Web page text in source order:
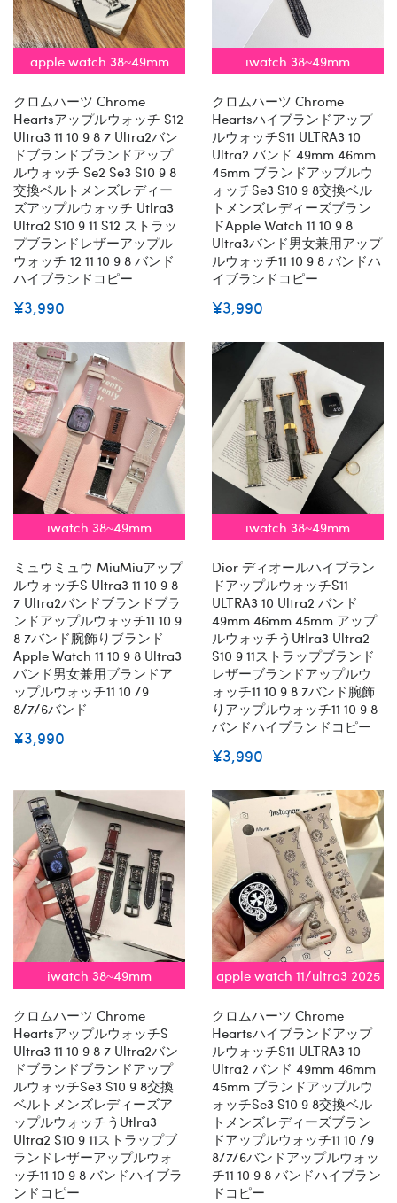
apple watch 38~49mm
クロムハーツ Chrome
Heartsアップルウォッチ S12
Ultra3 11 10 9 8 7 Ultra2バン
ドブランドブランドアップ
ルウォッチ Se2 Se3 S10 9 8
交換ベルトメンズレディー
ズアップルウォッチ Utlra3
Ultra2 S10 9 11 S12 ストラッ
プブランドレザーアップル
ウォッチ 12 11 10 9 8 バンド
ハイブランドコピー
¥3,990
iwatch 38~49mm
クロムハーツ Chrome
Heartsハイブランドアップ
ルウォッチs11 ULTRA3 10
Ultra2 バンド 49mm 46mm
45mm ブランドアップルウ
ォッチse3 S10 9 8交換ベル
トメンズレディーズブラン
ドapple Watch 11 10 9 8
Ultra3バンド男女兼用アップ
ルウォッチ11 10 9 8 バンドハ
イブランドコピー
¥3,990
iwatch 38~49mm
ミュウミュウ MiuMiuアップ
ルウォッチs Ultra3 11 10 9 8
7 Ultra2バンドブランドブラ
ンドアップルウォッチ11 10 9
8 7バンド腕飾りブランド
Apple Watch 11 10 9 8 Ultra3
バンド男女兼用ブランドア
ップルウォッチ11 10 /9
8/7/6バンド
¥3,990
iwatch 38~49mm
Dior ディオールハイブラン
ドアップルウォッチs11
ULTRA3 10 Ultra2 バンド
49mm 46mm 45mm アップ
ルウォッチうutlra3 Ultra2
S10 9 11ストラップブランド
レザーブランドアップルウ
ォッチ11 10 9 8 7バンド腕飾
りアップルウォッチ11 10 9 8
バンドハイブランドコピー
¥3,990
iwatch 38~49mm
クロムハーツ Chrome
Heartsアップルウォッチs
Ultra3 11 10 9 8 7 Ultra2バン
ドブランドブランドアップ
ルウォッチse3 S10 9 8交換
ベルトメンズレディーズア
ップルウォッチうutlra3
Ultra2 S10 9 11ストラップブ
ランドレザーアップルウォ
ッチ11 10 9 8 バンドハイブラ
ンドコピー
apple watch 11/ultra3 2025
クロムハーツ Chrome
Heartsハイブランドアップ
ルウォッチs11 ULTRA3 10
Ultra2 バンド 49mm 46mm
45mm ブランドアップルウ
ォッチse3 S10 9 8交換ベル
トメンズレディーズブラン
ドアップルウォッチ11 10 /9
8/7/6バンドアップルウォッ
チ11 10 9 8 バンドハイブラン
ドコピー